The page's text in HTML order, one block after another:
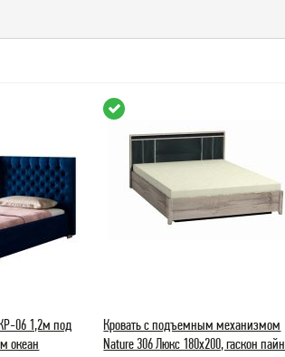
06 1,2м под
океан
Кровать с подъемным механизмом
Nature 306 Люкс 180х200, гаскон пайн